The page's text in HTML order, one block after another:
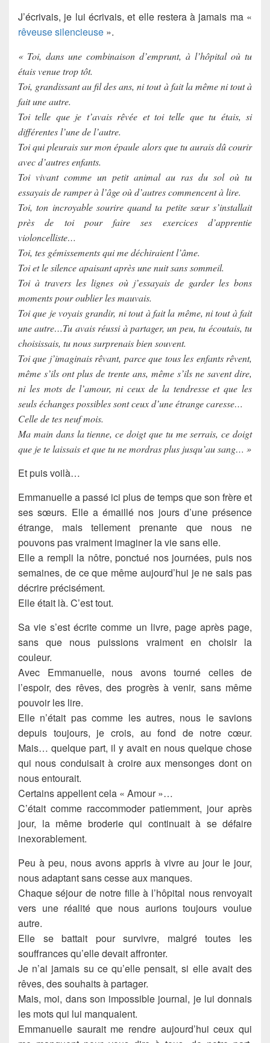
J’écrivais, je lui écrivais, et elle restera à jamais ma «
rêveuse silencieuse ».
« Toi, dans une combinaison d’emprunt, à l’hôpital où tu
étais venue trop tôt.
Toi, grandissant au fil des ans, ni tout à fait la même ni tout à
fait une autre.
Toi telle que je t’avais rêvée et toi telle que tu étais, si
différentes l’une de l’autre.
Toi qui pleurais sur mon épaule alors que tu aurais dû courir
avec d’autres enfants.
Toi vivant comme un petit animal au ras du sol où tu
essayais de ramper à l’âge où d’autres commencent à lire.
Toi, ton incroyable sourire quand ta petite sœur s’installait
près de toi pour faire ses exercices d’apprentie
violoncelliste…
Toi, tes gémissements qui me déchiraient l’âme.
Toi et le silence apaisant après une nuit sans sommeil.
Toi à travers les lignes où j’essayais de garder les bons
moments pour oublier les mauvais.
Toi que je voyais grandir, ni tout à fait la même, ni tout à fait
une autre…Tu avais réussi à partager, un peu, tu écoutais, tu
choisissais, tu nous surprenais bien souvent.
Toi que j’imaginais rêvant, parce que tous les enfants rêvent,
même s’ils ont plus de trente ans, même s’ils ne savent dire,
ni les mots de l’amour, ni ceux de la tendresse et que les
seuls échanges possibles sont ceux d’une étrange caresse…
Celle de tes neuf mois.
Ma main dans la tienne, ce doigt que tu me serrais, ce doigt
que je te laissais et que tu ne mordras plus jusqu’au sang… »
Et puis voilà…
Emmanuelle a passé ici plus de temps que son frère et
ses sœurs. Elle a émaillé nos jours d’une présence
étrange, mais tellement prenante que nous ne
pouvons pas vraiment imaginer la vie sans elle.
Elle a rempli la nôtre, ponctué nos journées, puis nos
semaines, de ce que même aujourd’hui je ne sais pas
décrire précisément.
Elle était là. C’est tout.
Sa vie s’est écrite comme un livre, page après page,
sans que nous puissions vraiment en choisir la
couleur.
Avec Emmanuelle, nous avons tourné celles de
l’espoir, des rêves, des progrès à venir, sans même
pouvoir les lire.
Elle n’était pas comme les autres, nous le savions
depuis toujours, je crois, au fond de notre cœur.
Mais… quelque part, il y avait en nous quelque chose
qui nous conduisait à croire aux mensonges dont on
nous entourait.
Certains appellent cela « Amour »…
C’était comme raccommoder patiemment, jour après
jour, la même broderie qui continuait à se défaire
inexorablement.
Peu à peu, nous avons appris à vivre au jour le jour,
nous adaptant sans cesse aux manques.
Chaque séjour de notre fille à l’hôpital nous renvoyait
vers une réalité que nous aurions toujours voulue
autre.
Elle se battait pour survivre, malgré toutes les
souffrances qu’elle devait affronter.
Je n’ai jamais su ce qu’elle pensait, si elle avait des
rêves, des souhaits à partager.
Mais, moi, dans son impossible journal, je lui donnais
les mots qui lui manquaient.
Emmanuelle saurait me rendre aujourd’hui ceux qui